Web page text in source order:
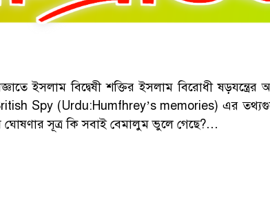
ইসলাম বিদ্বেষী শক্তির ইসলাম বিরোধী
Spy (Urdu:Humfhrey’s memories) এর
ঘোষণার সূত্র কি সবাই বেমালুম ভুলে গেছে?…